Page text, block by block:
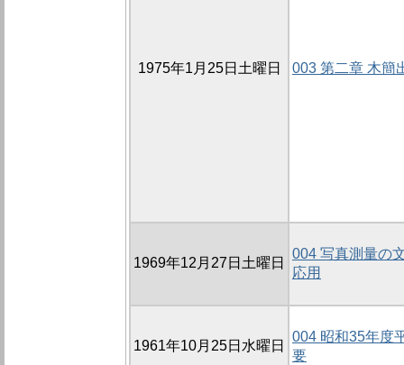
1975年1月25日土曜日 003 第二章 木簡
1969年12月27日土曜日
004 写真測量の
応用
1961年10月25日水曜日
004 昭和35年度
要